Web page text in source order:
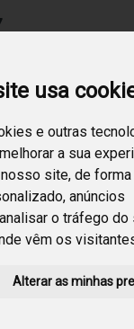
usa
e outras
a sua
site, de
anúncios
o tráfego do
vêm os
Alterar as minhas
e